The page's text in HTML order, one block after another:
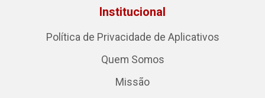
Institucional
Política de Privacidade de Aplicativos
Quem Somos
Missão